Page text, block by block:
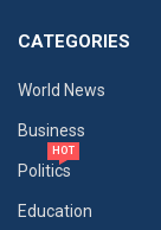
CATEGORIES
World News
Business
Politics
HOT
Education